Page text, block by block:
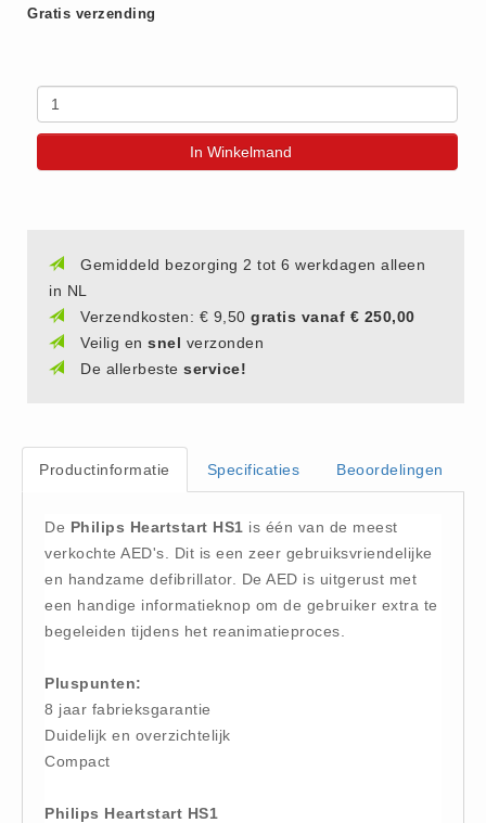
Algemene Voorwaarden
Winkel
AED apparaten (11)
AED
AED apparaten (11)
AED batterijen (12)
AED binnen - buiten kasten (11)
Beademings materialen (6)
BHV Kasten
BHV Kleding
Hesjes (9)
BHV kasten (0)
Evacuatie - Zaklampen (0)
Kleding - Hesjes (0)
Gratis verzending
In Winkelmand
Gemiddeld bezorging 2 tot 6 werkdagen alleen
in NL
Verzendkosten: € 9,50 gratis vanaf € 250,00
Veilig en snel verzonden
De allerbeste service!
Productinformatie Specificaties Beoordelingen
De Philips Heartstart HS1 is één van de meest
verkochte AED's. Dit is een zeer gebruiksvriendelijke
en handzame defibrillator. De AED is uitgerust met
een handige informatieknop om de gebruiker extra te
begeleiden tijdens het reanimatieproces.
Pluspunten:
8 jaar fabrieksgarantie
Duidelijk en overzichtelijk
Compact
Philips Heartstart HS1